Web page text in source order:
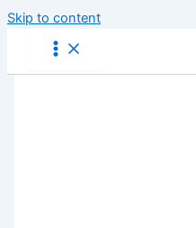
Skip to content